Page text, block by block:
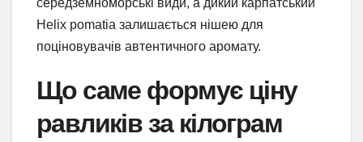
середземноморські види, а дикий карпатський
Helix pomatia залишається нішею для
поціновувачів автентичного аромату.
Що саме формує ціну
равликів за кілограм